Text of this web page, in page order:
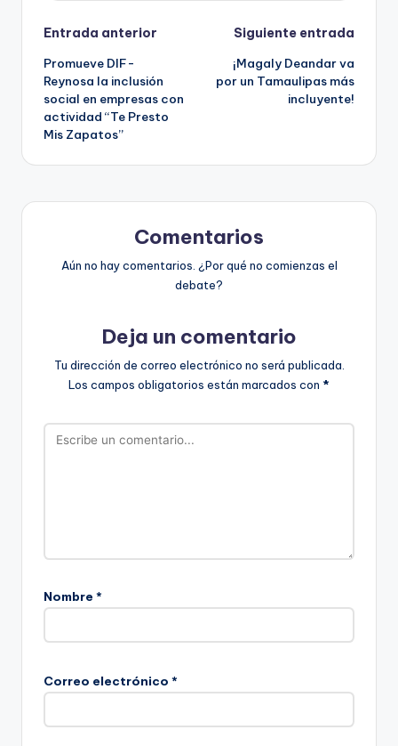
Navegación
de
entradas
Entrada anterior
Promueve DIF-
Reynosa la inclusión
social en empresas con
actividad “Te Presto
Mis Zapatos”
Siguiente entrada
¡Magaly Deandar va
por un Tamaulipas más
incluyente!
Comentarios
Aún no hay comentarios. ¿Por qué no comienzas el
debate?
Deja un comentario
Tu dirección de correo electrónico no será publicada.
Los campos obligatorios están marcados con *
Nombre *
Correo electrónico *